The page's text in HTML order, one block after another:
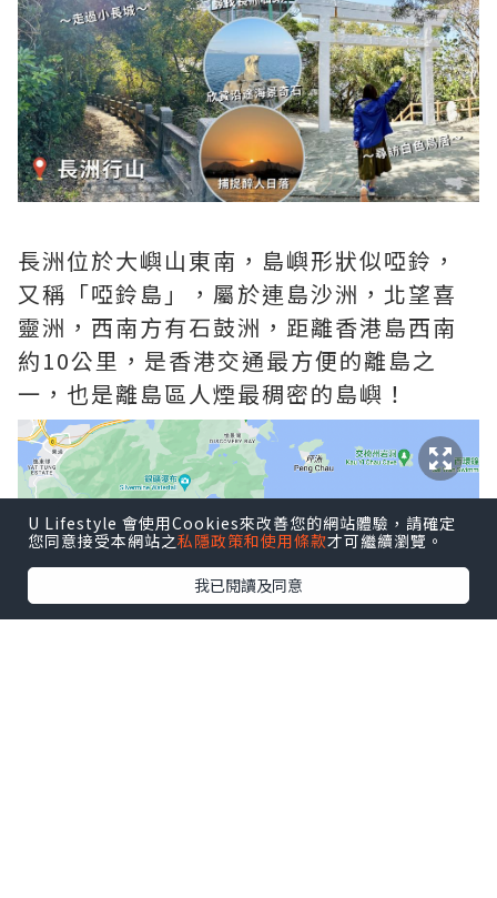
長洲位於大嶼山東南，島嶼形狀似啞鈴，
又稱「啞鈴島」，屬於連島沙洲，北望喜
靈洲，西南方有石鼓洲，距離香港島西南
約10公里，是香港交通最方便的離島之
一，也是離島區人煙最稠密的島嶼！
U Lifestyle 會使用Cookies來改善您的網站體驗，請確定
您同意接受本網站之私隱政策和使用條款才可繼續瀏覽。
我已閱讀及同意